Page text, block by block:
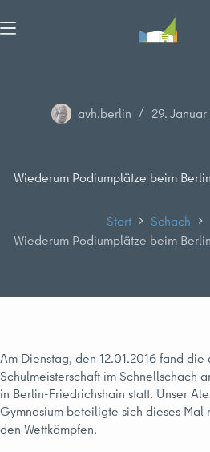
Inhalt
avh.berlin 29.
Wiederum Podiumplätze beim
Start
Schach
Wiederum Podiumplätze beim
Am Dienstag, den 12.01.2016 fand
Schulmeisterschaft im Schnellschach
in Berlin-Friedrichshain statt. Unser
Gymnasium beteiligte sich dieses Mal
den Wettkämpfen.